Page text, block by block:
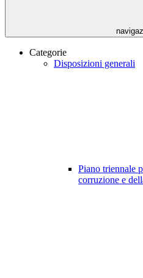
Categorie
Disposizioni generali
Piano triennale
corruzione e